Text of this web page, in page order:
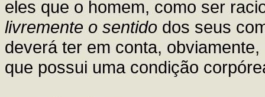
eles que o homem, como ser
livremente o sentido dos seus
deverá ter em conta,
que possui uma condição